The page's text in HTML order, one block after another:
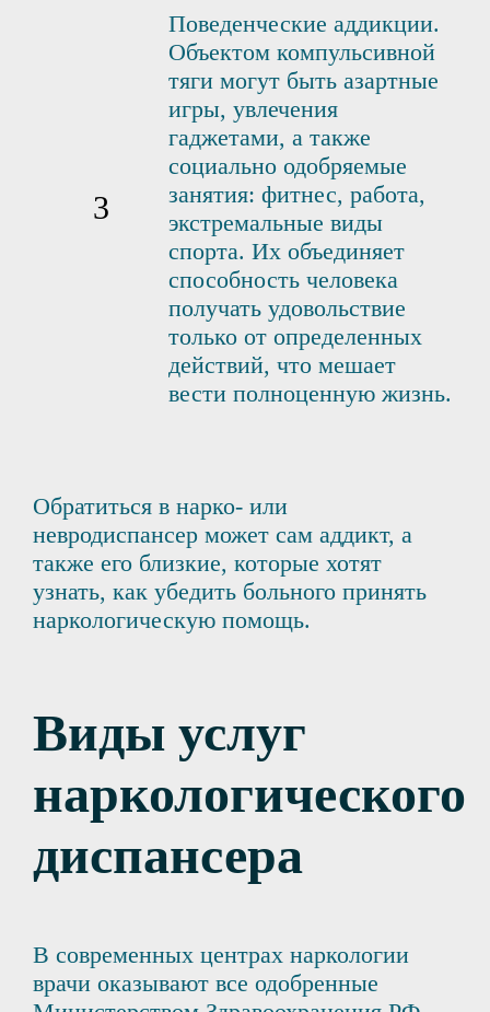
Поведенческие аддикции.
Объектом компульсивной
тяги могут быть азартные
игры, увлечения
гаджетами, а также
социально одобряемые
занятия: фитнес, работа,
экстремальные виды
спорта. Их объединяет
способность человека
получать удовольствие
только от определенных
действий, что мешает
вести полноценную жизнь.
Обратиться в нарко- или
невродиспансер может сам аддикт, а
также его близкие, которые хотят
узнать, как убедить больного принять
наркологическую помощь.
Виды услуг
наркологического
диспансера
В современных центрах наркологии
врачи оказывают все одобренные